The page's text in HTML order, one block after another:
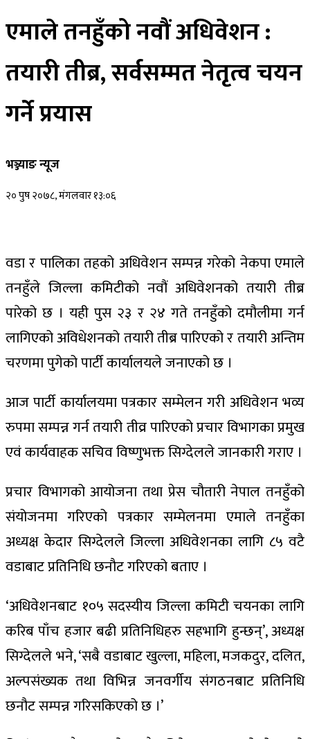
एमाले तनहुँको नवौं अधिवेशन :
तयारी तीब्र, सर्वसम्मत नेतृत्व चयन
गर्ने प्रयास
भञ्ज्याङ न्यूज
२० पुष २०७८, मंगलवार १३:०६
वडा र पालिका तहको अधिवेशन सम्पन्न गरेको नेकपा एमाले
तनहुँले जिल्ला कमिटीको नवौं अधिवेशनको तयारी तीब्र
पारेको छ । यही पुस २३ र २४ गते तनहुँको दमौलीमा गर्न
लागिएको अविधेशनको तयारी तीब्र पारिएको र तयारी अन्तिम
चरणमा पुगेको पार्टी कार्यालयले जनाएको छ ।
आज पार्टी कार्यालयमा पत्रकार सम्मेलन गरी अधिवेशन भव्य
रुपमा सम्पन्न गर्न तयारी तीव्र पारिएको प्रचार विभागका प्रमुख
एवं कार्यवाहक सचिव विष्णुभक्त सिग्देलले जानकारी गराए ।
प्रचार विभागको आयोजना तथा प्रेस चौतारी नेपाल तनहुँको
संयोजनमा गरिएको पत्रकार सम्मेलनमा एमाले तनहुँका
अध्यक्ष केदार सिग्देलले जिल्ला अधिवेशनका लागि ८५ वटै
वडाबाट प्रतिनिधि छनौट गरिएको बताए ।
‘अधिवेशनबाट १०५ सदस्यीय जिल्ला कमिटी चयनका लागि
करिब पाँच हजार बढी प्रतिनिधिहरु सहभागि हुन्छन्’, अध्यक्ष
सिग्देलले भने, ‘सबै वडाबाट खुल्ला, महिला, मजकदुर, दलित,
अल्पसंख्यक तथा विभिन्न जनवर्गीय संगठनबाट प्रतिनिधि
छनौट सम्पन्न गरिसकिएको छ ।’